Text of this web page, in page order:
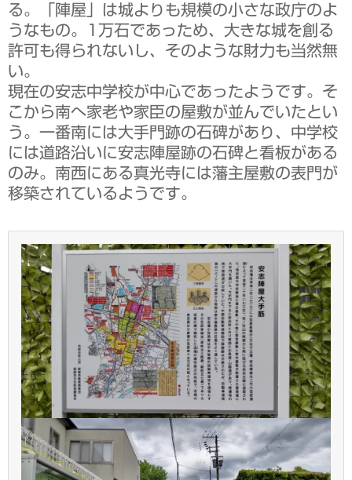
る。「陣屋」は城よりも規模の小さな政庁のよ
うなもの。1万石であっため、大きな城を創る
許可も得られないし、そのような財力も当然無
い。
現在の安志中学校が中心であったようです。そ
こから南へ家老や家臣の屋敷が並んでいたとい
う。一番南には大手門跡の石碑があり、中学校
には道路沿いに安志陣屋跡の石碑と看板がある
のみ。南西にある真光寺には藩主屋敷の表門が
移築されているようです。